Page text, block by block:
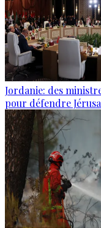
Jordanie: des
pour défendre